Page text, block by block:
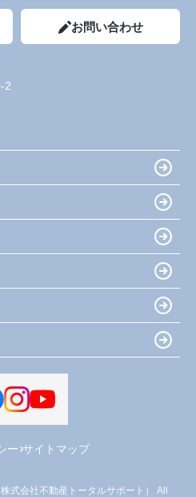
お問い合わせ
2
ー サイトマップ
式会社不動産トータルサポート） All